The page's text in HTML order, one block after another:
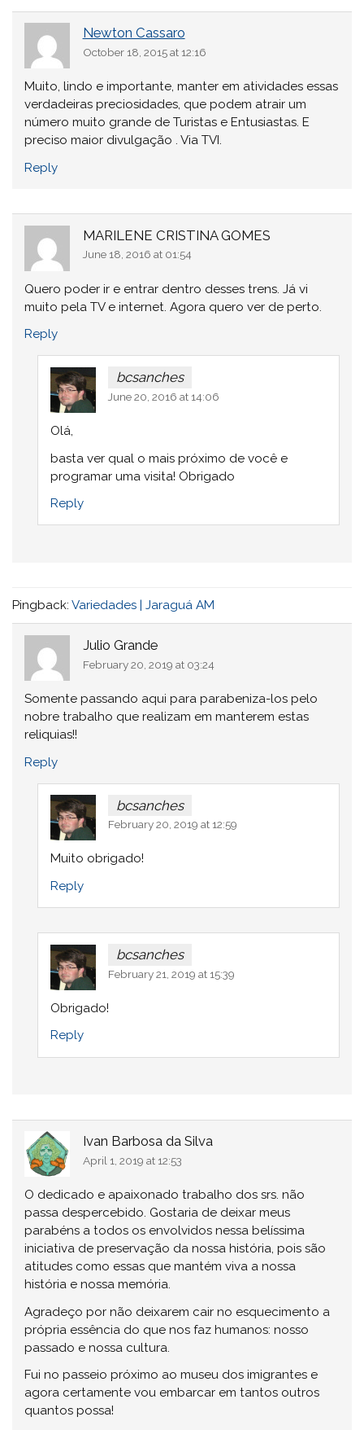
Newton Cassaro
October 18, 2015 at 12:16
Muito, lindo e importante, manter em atividades essas
verdadeiras preciosidades, que podem atrair um
número muito grande de Turistas e Entusiastas. E
preciso maior divulgação . Via TVI.
Reply
MARILENE CRISTINA GOMES
June 18, 2016 at 01:54
Quero poder ir e entrar dentro desses trens. Já vi
muito pela TV e internet. Agora quero ver de perto.
Reply
bcsanches
June 20, 2016 at 14:06
Olá,
basta ver qual o mais próximo de você e
programar uma visita! Obrigado
Reply
Pingback:Variedades | Jaraguá AM
Julio Grande
February 20, 2019 at 03:24
Somente passando aqui para parabeniza-los pelo
nobre trabalho que realizam em manterem estas
reliquias!!
Reply
bcsanches
February 20, 2019 at 12:59
Muito obrigado!
Reply
bcsanches
February 21, 2019 at 15:39
Obrigado!
Reply
Ivan Barbosa da Silva
April 1, 2019 at 12:53
O dedicado e apaixonado trabalho dos srs. não
passa despercebido. Gostaria de deixar meus
parabéns a todos os envolvidos nessa belíssima
iniciativa de preservação da nossa história, pois são
atitudes como essas que mantém viva a nossa
história e nossa memória.
Agradeço por não deixarem cair no esquecimento a
própria essência do que nos faz humanos: nosso
passado e nossa cultura.
Fui no passeio próximo ao museu dos imigrantes e
agora certamente vou embarcar em tantos outros
quantos possa!